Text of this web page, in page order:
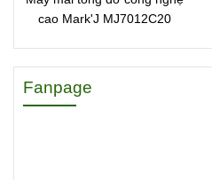
cao Mark'J MJ7012C20
Fanpage